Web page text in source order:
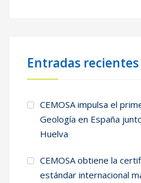
Entradas recientes
CEMOSA impulsa el
Geología en España
Huelva
CEMOSA obtiene la
estándar internacional